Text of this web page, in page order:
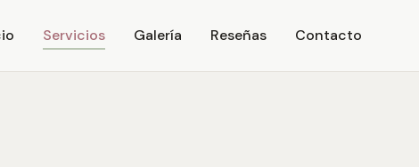
Servicios Galería Reseñas Contacto